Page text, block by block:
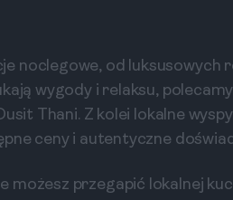
noclegowe, od luksusowych
wygody i relaksu,
Thani. Z kolei lokalne
ceny i autentyczne
możesz przegapić lokalnej